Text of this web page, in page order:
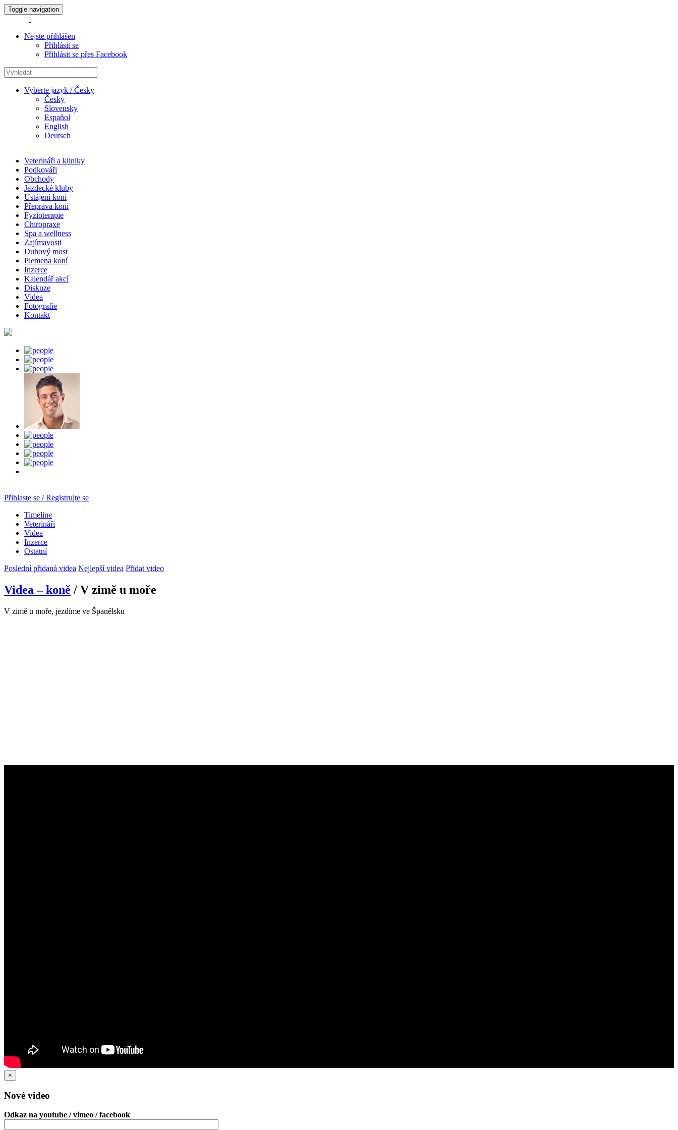
Toggle navigation
Nejste přihlášen
Přihlásit se
Přihlásit se přes Facebook
Vyberte jazyk / Česky
Česky
Slovensky
Espaňol
English
Deutsch
Veterináři a kliniky
Podkováři
Obchody
Jezdecké kluby
Ustájení koní
Přeprava koní
Fyzioterapie
Chiropraxe
Spa a wellness
Zajímavosti
Duhový most
Plemena koní
Inzerce
Kalendář akcí
Diskuze
Videa
Fotografie
Kontakt
Přihlaste se / Registrujte se
Timeline
Veterináři
Videa
Inzerce
Ostatní
Poslední přidaná videa Nejlepší videa Přidat video
Videa – koně / V zimě u moře
V zimě u moře, jezdíme ve Španělsku
×
Nové video
Odkaz na youtube / vimeo / facebook